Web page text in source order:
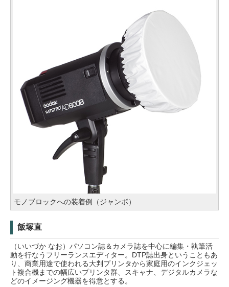
モノブロックへの装着例（ジャンボ）
飯塚直
（いいづか なお）パソコン誌＆カメラ誌を中心に編集・執筆活
動を行なうフリーランスエディター。DTP誌出身ということもあ
り、商業用途で使われる大判プリンタから家庭用のインクジェッ
ト複合機までの幅広いプリンタ群、スキャナ、デジタルカメラな
どのイメージング機器を得意とする。